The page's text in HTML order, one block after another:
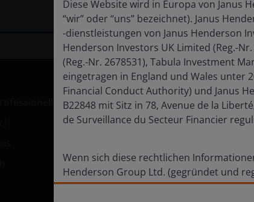
28 min lesen
Anleger
Pressemitteilungen
Karriere
Diese Website wird in Europa von Janus
“wir” oder “uns” bezeichnet). Janus
-dienstleistungen von Janus Henderson
Henderson Investors UK Limited (Reg.-
(Reg.-Nr. 2678531), Tabula Investment
eingetragen in England und Wales unter
Financial Conduct Authority) und Janus
B22848 mit Sitz in 78, Avenue de la
de Surveillance du Secteur Financier
Wenn sich diese rechtlichen
Henderson Group Ltd. (gegründet und
Sitz 47 Esplanade, St Helier, Jersey JE1